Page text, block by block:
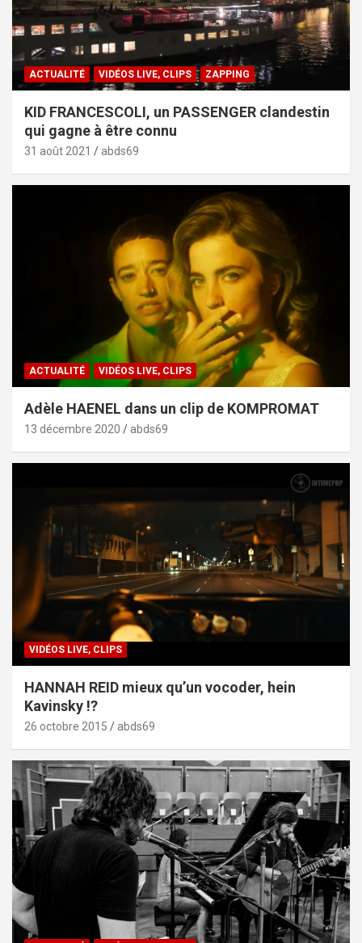
ACTUALITÉ VIDÉOS LIVE, CLIPS ZAPPING
KID FRANCESCOLI, un PASSENGER clandestin
qui gagne à être connu
31 août 2021 abds69
ACTUALITÉ VIDÉOS LIVE, CLIPS
Adèle HAENEL dans un clip de KOMPROMAT
13 décembre 2020 abds69
VIDÉOS LIVE, CLIPS
HANNAH REID mieux qu’un vocoder, hein
Kavinsky !?
26 octobre 2015 abds69